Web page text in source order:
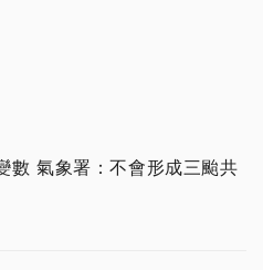
數 氣象署：不會形成三颱共